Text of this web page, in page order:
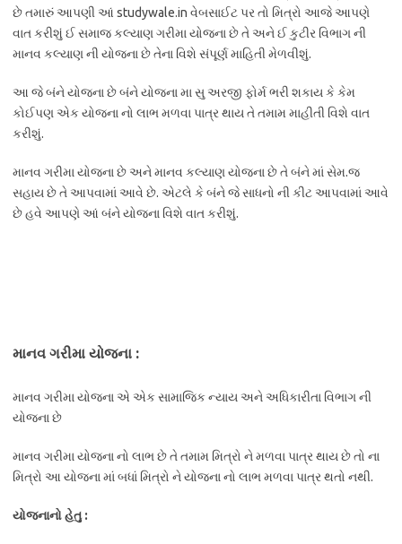
છે તમારું આપણી આં studywale.in વેબસાઈટ પર તો મિત્રો આજે આપણે
વાત કરીશું ઈ સમાજ કલ્યાણ ગરીમા યોજના છે તે અને ઈ કુટીર વિભાગ ની
માનવ કલ્યાણ ની યોજના છે તેના વિશે સંપૂર્ણ માહિતી મેળવીશું.
આ જે બંને યોજના છે બંને યોજના મા સુ અરજી ફોર્મ ભરી શકાય કે કેમ
કોઈપણ એક યોજના નો લાભ મળવા પાત્ર થાય તે તમામ માહીતી વિશે વાત
કરીશું.
માનવ ગરીમા યોજના છે અને માનવ કલ્યાણ યોજના છે તે બંને માં સેમ.જ
સહાય છે તે આપવામાં આવે છે. એટલે કે બંને જે સાધનો ની કીટ આપવામાં આવે
છે હવે આપણે આં બંને યોજના વિશે વાત કરીશું.
માનવ ગરીમા યોજના :
માનવ ગરીમા યોજના એ એક સામાજિક ન્યાય અને અધિકારીતા વિભાગ ની
યોજના છે
માનવ ગરીમા યોજના નો લાભ છે તે તમામ મિત્રો ને મળવા પાત્ર થાય છે તો ના
મિત્રો આ યોજના માં બધાં મિત્રો ને યોજના નો લાભ મળવા પાત્ર થતો નથી.
યોજનાનો હેતુ :